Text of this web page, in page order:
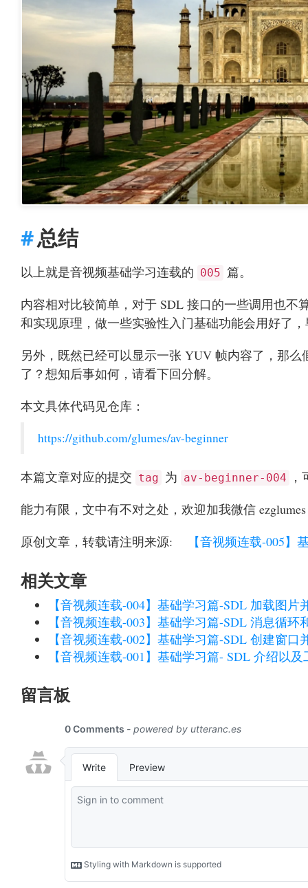
总结
以上就是音视频基础学习连载的 005 篇。
内容相对比较简单，对于 SDL 接口的一些调用也不
和实现原理，做一些实验性入门基础功能会用好了
另外，既然已经可以显示一张 YUV 帧内容了，那
了？想知后事如何，请看下回分解。
本文具体代码见仓库：
https://github.com/glumes/av-beginner
本篇文章对应的提交 tag 为 av-beginner-004
能力有限，文中有不对之处，欢迎加我微信
原创文章，转载请注明来源:
【音视频连载-005
相关文章
【音视频连载-004】基础学习篇-SDL 加载图片
【音视频连载-003】基础学习篇-SDL 消息循环
【音视频连载-002】基础学习篇-SDL 创建窗口
【音视频连载-001】基础学习篇- SDL 介绍以
留言板